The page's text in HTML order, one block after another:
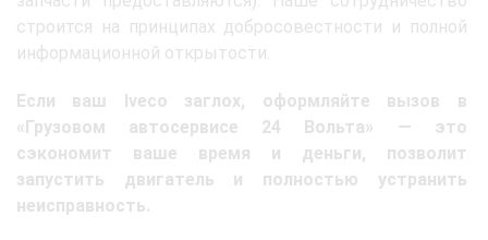
строится на принципах добросовестности и полной
информационной открытости.
Если ваш Iveco заглох, оформляйте вызов в
«Грузовом автосервисе 24 Вольта» — это
сэкономит ваше время и деньги, позволит
запустить двигатель и полностью устранить
неисправность.